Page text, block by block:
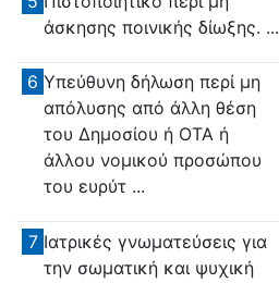
άσκησης ποινικής δίωξης. ...
6 Υπεύθυνη δήλωση περί μη
απόλυσης από άλλη θέση
του Δημοσίου ή ΟΤΑ ή
άλλου νομικού προσώπου
του ευρύτ ...
7 Ιατρικές γνωματεύσεις για
την σωματική και ψυχική